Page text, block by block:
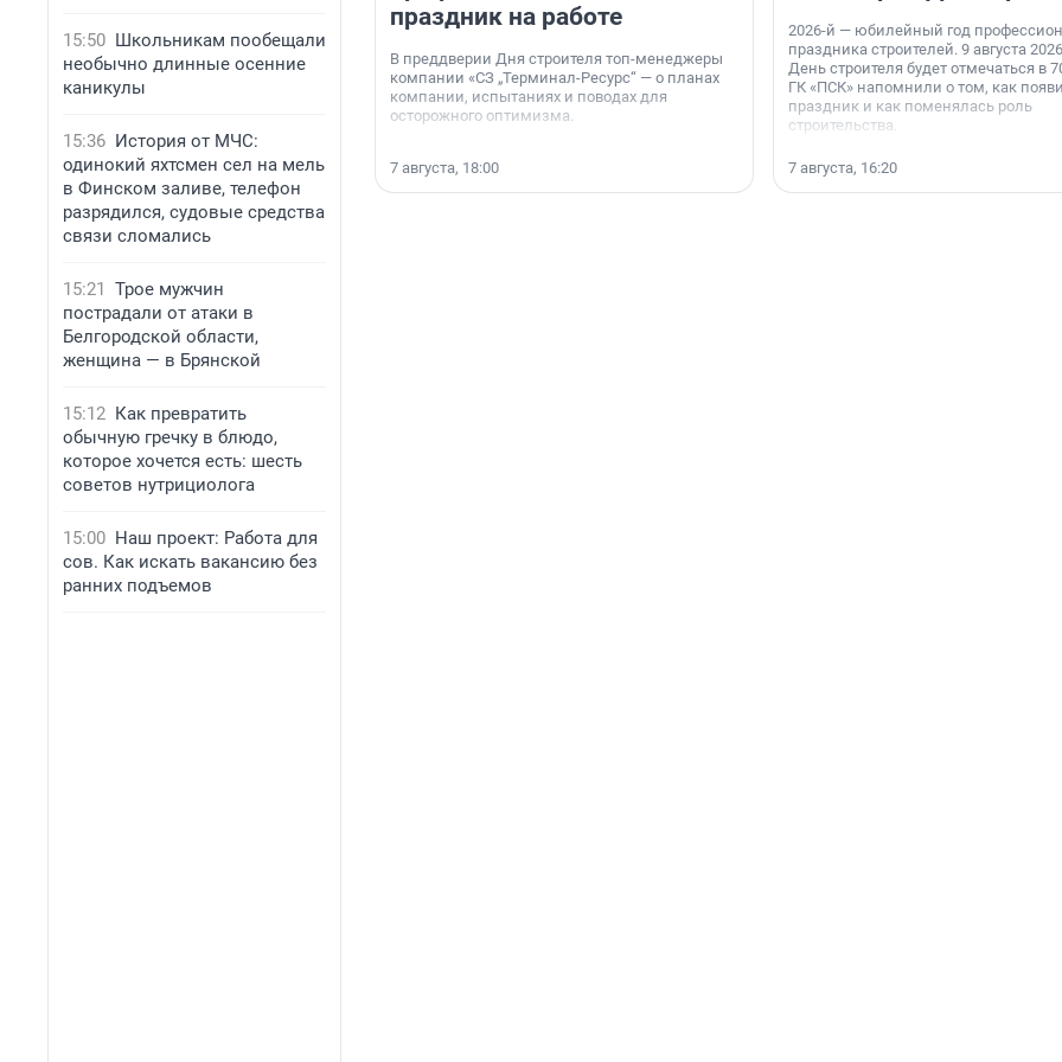
15:50 Школьникам пообещали
необычно длинные осенние
каникулы
15:36 История от МЧС:
одинокий яхтсмен сел на мель
в Финском заливе, телефон
разрядился, судовые средства
связи сломались
15:21 Трое мужчин
пострадали от атаки в
Белгородской области,
женщина — в Брянской
15:12 Как превратить
обычную гречку в блюдо,
которое хочется есть: шесть
советов нутрициолога
15:00 Наш проект: Работа для
сов. Как искать вакансию без
ранних подъемов
праздник на работе
В преддверии Дня строителя топ-менеджеры
компании «СЗ „Терминал-Ресурс“ — о планах
компании, испытаниях и поводах для
осторожного оптимизма.
7 августа, 18:00
2026-й — юбилейный год
праздника строителей. 9 августа
День строителя будет отмечаться в
ГК «ПСК» напомнили о том, как
праздник и как поменялась роль
строительства.
7 августа, 16:20